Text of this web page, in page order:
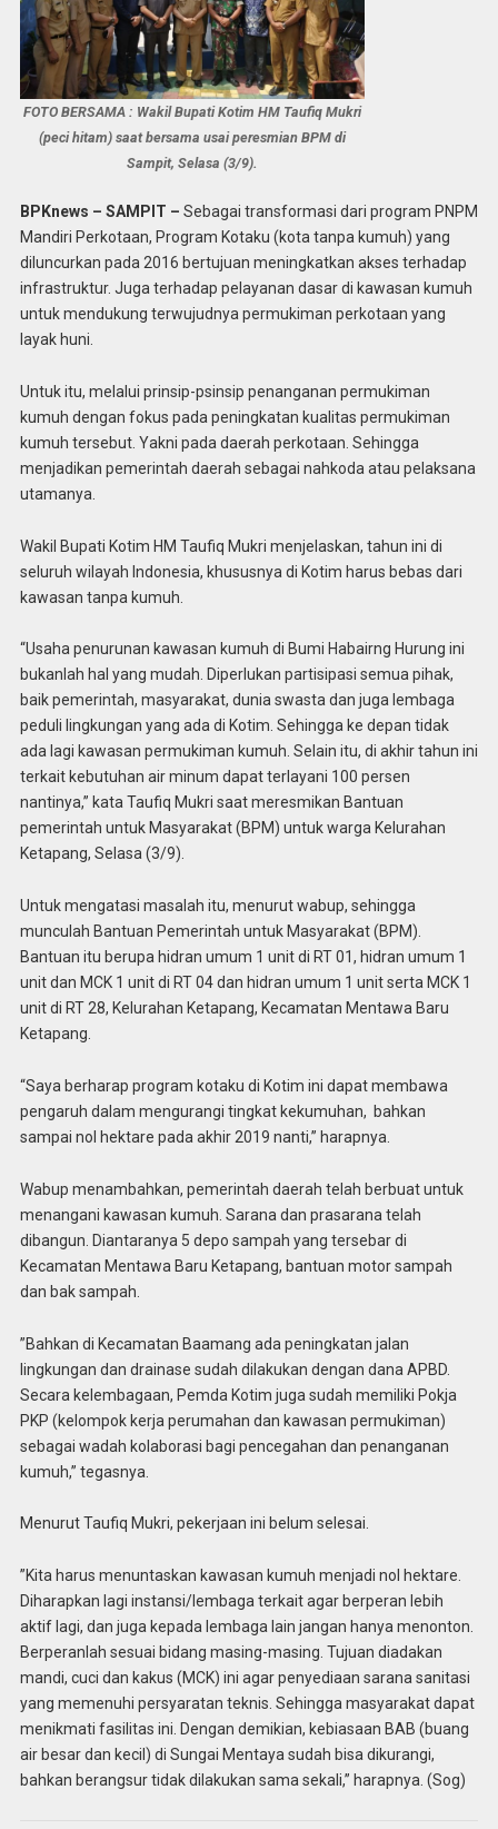
FOTO BERSAMA : Wakil Bupati Kotim HM Taufiq Mukri
(peci hitam) saat bersama usai peresmian BPM di
Sampit, Selasa (3/9).
BPKnews – SAMPIT – Sebagai transformasi dari program PNPM
Mandiri Perkotaan, Program Kotaku (kota tanpa kumuh) yang
diluncurkan pada 2016 bertujuan meningkatkan akses terhadap
infrastruktur. Juga terhadap pelayanan dasar di kawasan kumuh
untuk mendukung terwujudnya permukiman perkotaan yang
layak huni.
Untuk itu, melalui prinsip-psinsip penanganan permukiman
kumuh dengan fokus pada peningkatan kualitas permukiman
kumuh tersebut. Yakni pada daerah perkotaan. Sehingga
menjadikan pemerintah daerah sebagai nahkoda atau pelaksana
utamanya.
Wakil Bupati Kotim HM Taufiq Mukri menjelaskan, tahun ini di
seluruh wilayah Indonesia, khususnya di Kotim harus bebas dari
kawasan tanpa kumuh.
“Usaha penurunan kawasan kumuh di Bumi Habairng Hurung ini
bukanlah hal yang mudah. Diperlukan partisipasi semua pihak,
baik pemerintah, masyarakat, dunia swasta dan juga lembaga
peduli lingkungan yang ada di Kotim. Sehingga ke depan tidak
ada lagi kawasan permukiman kumuh. Selain itu, di akhir tahun ini
terkait kebutuhan air minum dapat terlayani 100 persen
nantinya,” kata Taufiq Mukri saat meresmikan Bantuan
pemerintah untuk Masyarakat (BPM) untuk warga Kelurahan
Ketapang, Selasa (3/9).
Untuk mengatasi masalah itu, menurut wabup, sehingga
munculah Bantuan Pemerintah untuk Masyarakat (BPM).
Bantuan itu berupa hidran umum 1 unit di RT 01, hidran umum 1
unit dan MCK 1 unit di RT 04 dan hidran umum 1 unit serta MCK 1
unit di RT 28, Kelurahan Ketapang, Kecamatan Mentawa Baru
Ketapang.
“Saya berharap program kotaku di Kotim ini dapat membawa
pengaruh dalam mengurangi tingkat kekumuhan, bahkan
sampai nol hektare pada akhir 2019 nanti,” harapnya.
Wabup menambahkan, pemerintah daerah telah berbuat untuk
menangani kawasan kumuh. Sarana dan prasarana telah
dibangun. Diantaranya 5 depo sampah yang tersebar di
Kecamatan Mentawa Baru Ketapang, bantuan motor sampah
dan bak sampah.
”Bahkan di Kecamatan Baamang ada peningkatan jalan
lingkungan dan drainase sudah dilakukan dengan dana APBD.
Secara kelembagaan, Pemda Kotim juga sudah memiliki Pokja
PKP (kelompok kerja perumahan dan kawasan permukiman)
sebagai wadah kolaborasi bagi pencegahan dan penanganan
kumuh,” tegasnya.
Menurut Taufiq Mukri, pekerjaan ini belum selesai.
”Kita harus menuntaskan kawasan kumuh menjadi nol hektare.
Diharapkan lagi instansi/lembaga terkait agar berperan lebih
aktif lagi, dan juga kepada lembaga lain jangan hanya menonton.
Berperanlah sesuai bidang masing-masing. Tujuan diadakan
mandi, cuci dan kakus (MCK) ini agar penyediaan sarana sanitasi
yang memenuhi persyaratan teknis. Sehingga masyarakat dapat
menikmati fasilitas ini. Dengan demikian, kebiasaan BAB (buang
air besar dan kecil) di Sungai Mentaya sudah bisa dikurangi,
bahkan berangsur tidak dilakukan sama sekali,” harapnya. (Sog)